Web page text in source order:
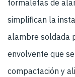
formaletas de
simplifican la
alambre soldada
envolvente que
compactación y